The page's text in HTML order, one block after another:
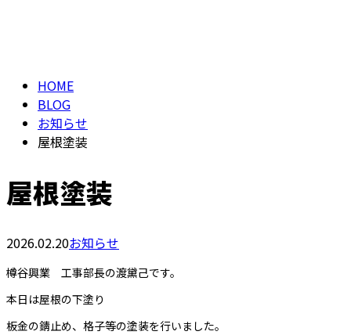
HOME
BLOG
お知らせ
屋根塗装
屋根塗装
2026.02.20お知らせ
樽谷興業 工事部長の渡黛己です。
本日は屋根の下塗り
板金の錆止め、格子等の塗装を行いました。